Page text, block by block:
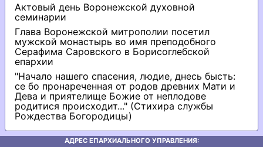
Актовый день Воронежской духовной
семинарии
Глава Воронежской митрополии посетил
мужской монастырь во имя преподобного
Серафима Саровского в Борисоглебской
епархии
"Начало нашего спасения, людие, днесь бысть:
се бо пронареченная от родов древних Мати и
Дева и приятелище Божие от неплодове
родитися происходит..." (Стихира службы
Рождества Богородицы)
АДРЕС ЕПАРХИАЛЬНОГО УПРАВЛЕНИЯ: